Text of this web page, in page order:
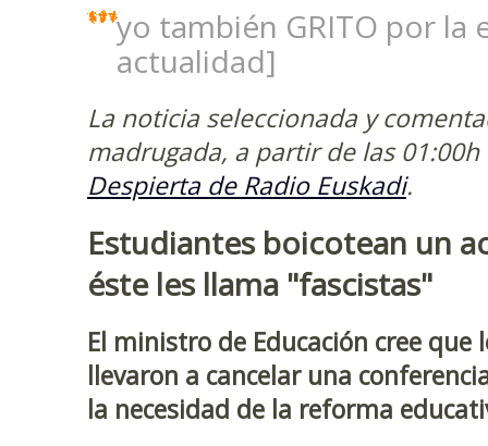
yo también GRITO por la
actualidad]
La noticia seleccionada y
madrugada, a partir de las
Despierta de Radio Euskadi.
Estudiantes boicotean un
éste les llama "fascistas"
El ministro de Educación cree
llevaron a cancelar una
la necesidad de la reforma